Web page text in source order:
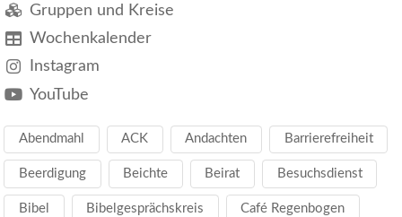
Gruppen und Kreise
Wochenkalender
Instagram
YouTube
Abendmahl ACK Andachten Barrierefreiheit
Beerdigung Beichte Beirat Besuchsdienst
Bibel Bibelgesprächskreis Café Regenbogen